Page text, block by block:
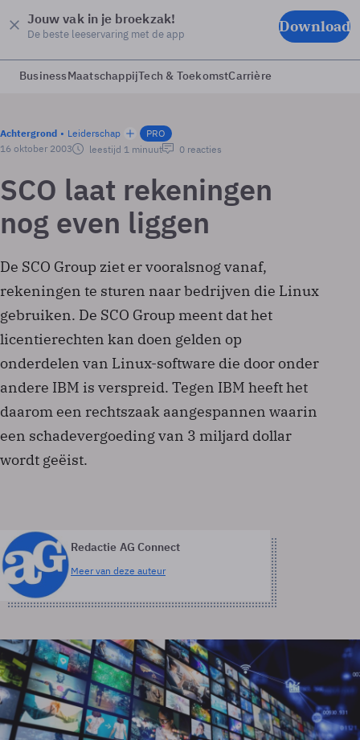
Jouw vak in je broekzak!
De beste leeservaring met de app Download
BusinessMaatschappijTech & ToekomstCarrière
Achtergrond Leiderschap
PRO
16 oktober 2003
leestijd 1 minuut 0 reacties
SCO laat rekeningen
nog even liggen
De SCO Group ziet er vooralsnog vanaf,
rekeningen te sturen naar bedrijven die Linux
gebruiken. De SCO Group meent dat het
licentierechten kan doen gelden op
onderdelen van Linux-software die door onder
andere IBM is verspreid. Tegen IBM heeft het
daarom een rechtszaak aangespannen waarin
een schadevergoeding van 3 miljard dollar
wordt geëist.
Redactie AG Connect
Meer van deze auteur